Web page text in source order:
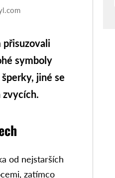
přisuzovali
symboly
jiné se
zvycích.
od nejstarších
zatímco